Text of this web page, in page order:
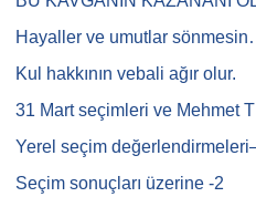
Hayaller ve umutlar
Kul hakkının vebali ağır olur.
31 Mart seçimleri ve Mehmet
Yerel seçim
Seçim sonuçları üzerine -2